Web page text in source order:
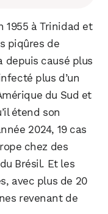
1955 à Trinidad et
piqûres de
depuis causé plus
plus d’un
du Sud et
étend son
2024, 19 cas
chez des
Brésil. Et les
avec plus de 20
revenant de